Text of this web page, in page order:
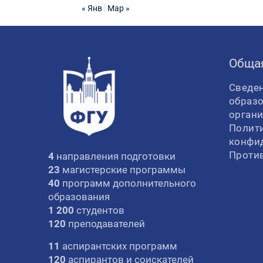
« Янв Мар »
4 направления подготовки
23 магистерские программы
40 программ дополнительного
образования
1 200 студентов
120 преподавателей
11 аспирантских программ
120 аспирантов и соискателей